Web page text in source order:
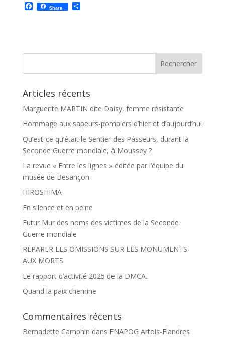
F
a
o
Share P
e
Articles récents
Marguerite MARTIN dite Daisy, femme résistante
Hommage aux sapeurs-pompiers d’hier et d’aujourd’hui
Qu’est-ce qu’était le Sentier des Passeurs, durant la
Seconde Guerre mondiale, à Moussey ?
La revue « Entre les lignes » éditée par l’équipe du
musée de Besançon
HIROSHIMA
En silence et en peine
Futur Mur des noms des victimes de la Seconde
Guerre mondiale
RÉPARER LES OMISSIONS SUR LES MONUMENTS
AUX MORTS
Le rapport d’activité 2025 de la DMCA.
Quand la paix chemine
Commentaires récents
Bernadette Camphin dans FNAPOG Artois-Flandres